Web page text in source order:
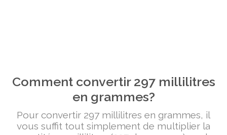
Comment convertir 297 millilitres
en grammes?
Pour convertir 297 millilitres en grammes, il
vous suffit tout simplement de multiplier la